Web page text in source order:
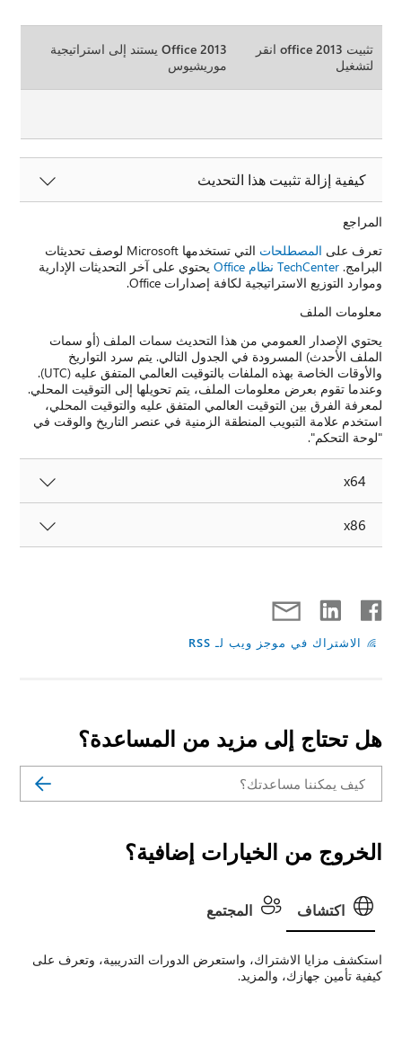
تثبيت office 2013 انقر
لتشغيل
2013 Office يستند إلى استراتيجية
موريشيوس
كيفية إزالة تثبيت هذا التحديث
المراجع
تعرف على المصطلحات
التي تستخدمها Microsoft لوصف تحديثات
البرامج.TechCenter نظام Office
يحتوي على آخر التحديثات الإدارية
وموارد التوزيع الاستراتيجية لكافة إصدارات Office.
معلومات الملف
يحتوي الإصدار العمومي من هذا التحديث سمات الملف (أو سمات
الملف الأحدث) المسرودة في الجدول التالي. يتم سرد التواريخ
والأوقات الخاصة بهذه الملفات بالتوقيت العالمي المتفق عليه (UTC).
وعندما تقوم بعرض معلومات الملف، يتم تحويلها إلى التوقيت المحلي.
لمعرفة الفرق بين التوقيت العالمي المتفق عليه والتوقيت المحلي،
استخدم علامة التبويب المنطقة الزمنية في عنصر التاريخ والوقت في
"لوحة التحكم".
x64
x86
الاشتراك في موجز ويب لـ RSS
هل تحتاج إلى مزيد من المساعدة؟
الخروج من الخيارات إضافية؟
اكتشاف المجتمع
استكشف مزايا الاشتراك، واستعرض الدورات التدريبية، وتعرف على
كيفية تأمين جهازك، والمزيد.